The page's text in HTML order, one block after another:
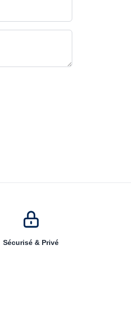
Sécurisé & Privé